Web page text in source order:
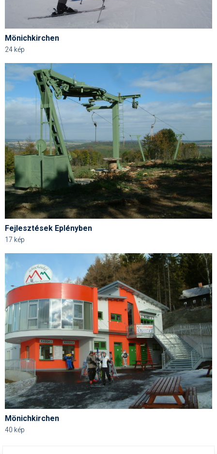
Mönichkirchen
24 kép
Fejlesztések Eplényben
17 kép
Mönichkirchen
40 kép